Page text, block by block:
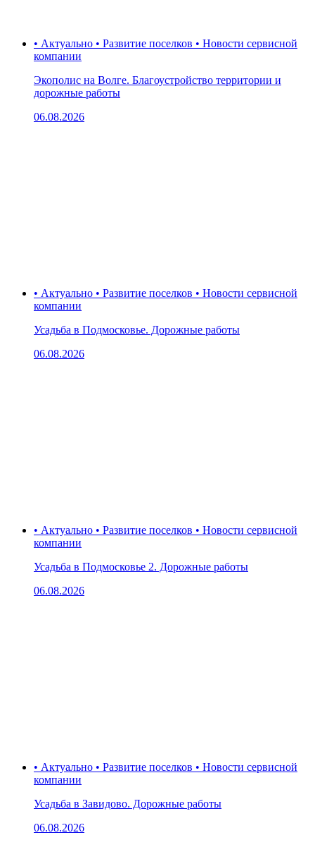
• Актуально • Развитие поселков • Новости сервисной
компании
Экополис на Волге. Благоустройство территории и
дорожные работы
06.08.2026
• Актуально • Развитие поселков • Новости сервисной
компании
Усадьба в Подмосковье. Дорожные работы
06.08.2026
• Актуально • Развитие поселков • Новости сервисной
компании
Усадьба в Подмосковье 2. Дорожные работы
06.08.2026
• Актуально • Развитие поселков • Новости сервисной
компании
Усадьба в Завидово. Дорожные работы
06.08.2026